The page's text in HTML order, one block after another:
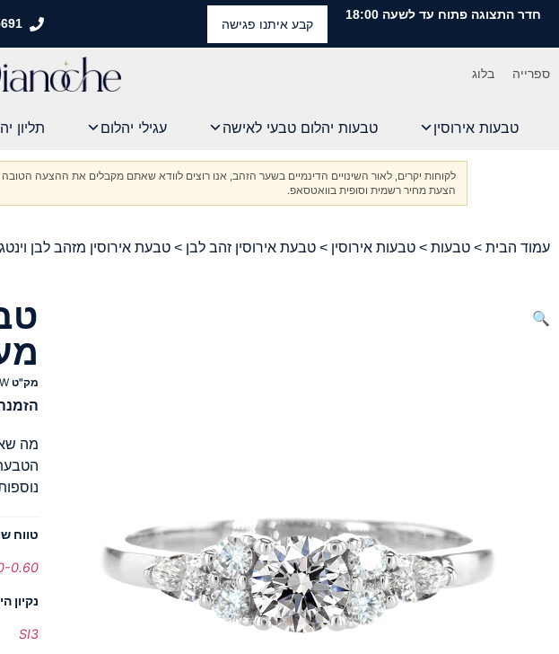
חדר התצוגה פתוח עד לשעה 18:00
קבע איתנו פגישה
ספרייה בלוג
טבעות אירוסין טבעות יהלום טבעי לאישה עגילי יהלום תליון
לקוחות יקרים, לאור השינויים הדינמיים בשער הזהב, אנו רוצים לוודא שאתם מקבלים את ההצעה
הצעת מחיר רשמית וסופית בוואטסאפ.
עמוד הבית > טבעות > טבעות אירוסין > טבעת אירוסין זהב לבן > טבעת אירוסין מזהב לבן
🔍
מק"ט
הזמנה מראש
מה
טווח
0.60
נקיון
SI3